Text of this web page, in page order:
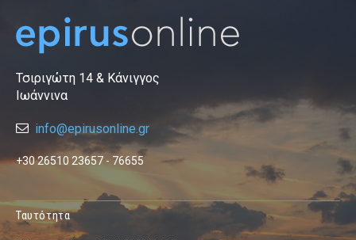
Τσιριγώτη 14 & Κάνιγγος
Ιωάννινα
info@epirusonline.gr
+30 26510 23657 - 76655
Ταυτότητα